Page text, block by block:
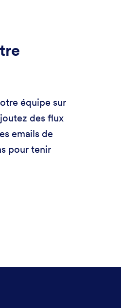
équipe sur
des flux
emails de
pour tenir